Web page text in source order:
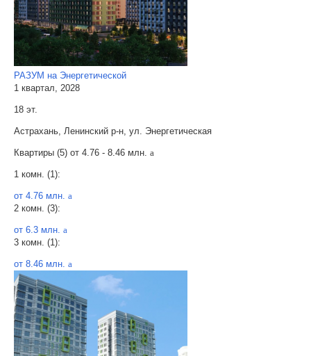
РАЗУМ на Энергетической
1 квартал, 2028
18 эт.
Астрахань, Ленинский р-н, ул. Энергетическая
Квартиры (5) от 4.76 - 8.46 млн. a
1 комн. (1):
от 4.76 млн. a
2 комн. (3):
от 6.3 млн. a
3 комн. (1):
от 8.46 млн. a